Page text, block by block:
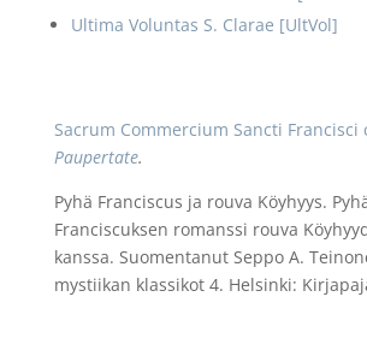
Ultima Voluntas S. Clarae [UltVol]
Sacrum Commercium Sancti Francisci
Paupertate.
Pyhä Franciscus ja rouva Köyhyys.
Franciscuksen romanssi rouva
kanssa. Suomentanut Seppo A.
mystiikan klassikot 4. Helsinki: